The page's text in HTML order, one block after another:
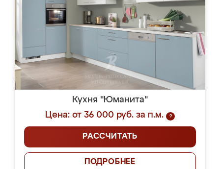
Кухня "Юманита"
Цена: от 36 000 руб. за п.м.
?
РАССЧИТАТЬ
ПОДРОБНЕЕ